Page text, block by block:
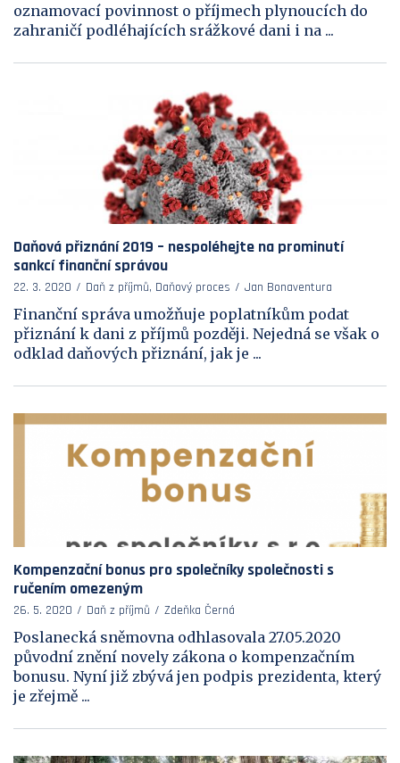
oznamovací povinnost o příjmech plynoucích do
zahraničí podléhajících srážkové dani i na ...
Daňová přiznání 2019 – nespoléhejte na prominutí
sankcí finanční správou
22. 3. 2020 Daň z příjmů, Daňový proces Jan Bonaventura
Finanční správa umožňuje poplatníkům podat
přiznání k dani z příjmů později. Nejedná se však o
odklad daňových přiznání, jak je ...
Kompenzační bonus pro společníky společnosti s
ručením omezeným
26. 5. 2020 Daň z příjmů Zdeňka Černá
Poslanecká sněmovna odhlasovala 27.05.2020
původní znění novely zákona o kompenzačním
bonusu. Nyní již zbývá jen podpis prezidenta, který
je zřejmě ...